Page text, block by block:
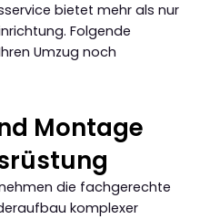
bietet mehr als nur
Folgende
Umzug noch
Montage
die fachgerechte
komplexer